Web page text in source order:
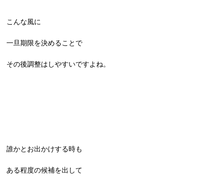
こんな風に
一旦期限を決めることで
その後調整はしやすいですよね。
誰かとお出かけする時も
ある程度の候補を出して